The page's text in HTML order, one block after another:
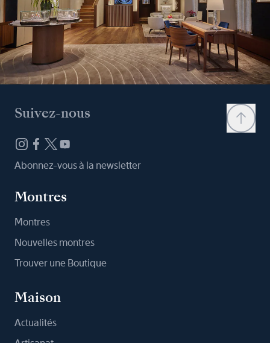
Suivez-nous
Abonnez-vous à la newsletter
Montres
Montres
Nouvelles montres
Trouver une Boutique
Maison
Actualités